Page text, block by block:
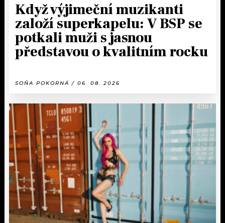
Když výjimeční muzikanti
založí superkapelu: V BSP se
potkali muži s jasnou
představou o kvalitním rocku
SOŇA POKORNÁ / 06. 08. 2026